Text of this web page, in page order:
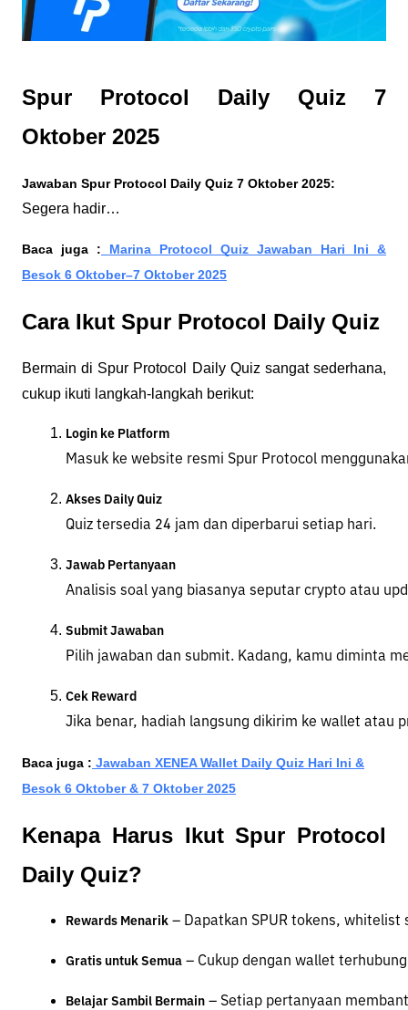
Spur Protocol Daily Quiz 7
Oktober 2025
Jawaban Spur Protocol Daily Quiz 7 Oktober 2025:
Segera hadir…
Baca juga : Marina Protocol Quiz Jawaban Hari Ini &
Besok 6 Oktober–7 Oktober 2025
Cara Ikut Spur Protocol Daily Quiz
Bermain di Spur Protocol Daily Quiz sangat sederhana,
cukup ikuti langkah-langkah berikut:
Login ke Platform
Masuk ke website resmi Spur Protocol
Akses Daily Quiz
Quiz tersedia 24 jam dan diperbarui setiap hari.
Jawab Pertanyaan
Analisis soal yang biasanya seputar crypto atau
Submit Jawaban
Pilih jawaban dan submit. Kadang, kamu diminta
Cek Reward
Jika benar, hadiah langsung dikirim ke wallet atau
Baca juga : Jawaban XENEA Wallet Daily Quiz Hari Ini &
Besok 6 Oktober & 7 Oktober 2025
Kenapa Harus Ikut Spur Protocol
Daily Quiz?
Rewards Menarik – Dapatkan SPUR tokens, whitelist
Gratis untuk Semua – Cukup dengan wallet
Belajar Sambil Bermain – Setiap pertanyaan